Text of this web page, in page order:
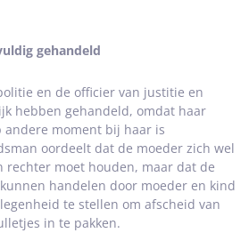
gehandeld
en de officier van justitie en
hebben gehandeld, omdat haar
andere moment bij haar is
oordeelt dat de moeder zich wel
rechter moet houden, maar dat de
handelen door moeder en kind
te stellen om afscheid van
in te pakken.